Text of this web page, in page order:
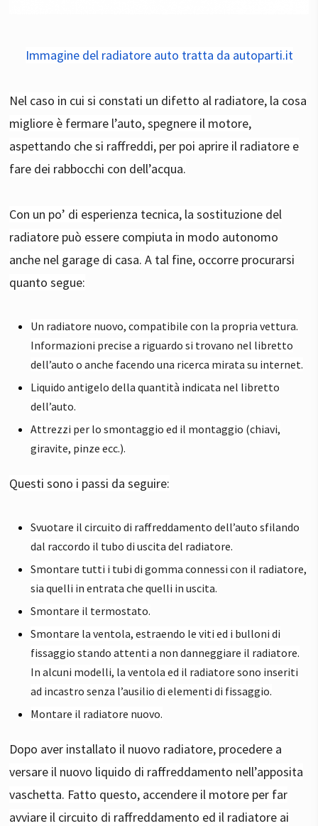
Immagine del radiatore auto tratta da autoparti.it
Nel caso in cui si constati un difetto al radiatore, la cosa
migliore è fermare l’auto, spegnere il motore,
aspettando che si raffreddi, per poi aprire il radiatore e
fare dei rabbocchi con dell’acqua.
Con un po’ di esperienza tecnica, la sostituzione del
radiatore può essere compiuta in modo autonomo
anche nel garage di casa. A tal fine, occorre procurarsi
quanto segue:
Un radiatore nuovo, compatibile con la propria vettura.
Informazioni precise a riguardo si trovano nel libretto
dell’auto o anche facendo una ricerca mirata su internet.
Liquido antigelo della quantità indicata nel libretto
dell’auto.
Attrezzi per lo smontaggio ed il montaggio (chiavi,
giravite, pinze ecc.).
Questi sono i passi da seguire:
Svuotare il circuito di raffreddamento dell’auto sfilando
dal raccordo il tubo di uscita del radiatore.
Smontare tutti i tubi di gomma connessi con il radiatore,
sia quelli in entrata che quelli in uscita.
Smontare il termostato.
Smontare la ventola, estraendo le viti ed i bulloni di
fissaggio stando attenti a non danneggiare il radiatore.
In alcuni modelli, la ventola ed il radiatore sono inseriti
ad incastro senza l’ausilio di elementi di fissaggio.
Montare il radiatore nuovo.
Dopo aver installato il nuovo radiatore, procedere a
versare il nuovo liquido di raffreddamento nell’apposita
vaschetta. Fatto questo, accendere il motore per far
avviare il circuito di raffreddamento ed il radiatore ai